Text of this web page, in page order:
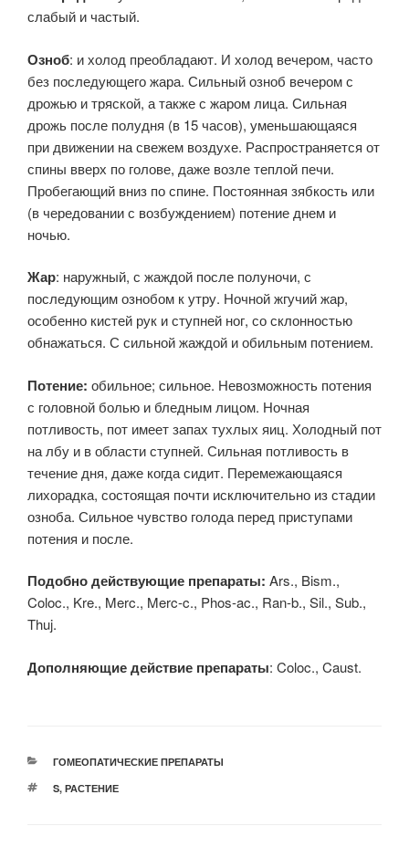
слабый и частый.
Озноб: и холод преобладают. И холод вечером, часто
без последующего жара. Сильный озноб вечером с
дрожью и тряской, а также с жаром лица. Сильная
дрожь после полудня (в 15 часов), уменьшающаяся
при движении на свежем воздухе. Распространяется от
спины вверх по голове, даже возле теплой печи.
Пробегающий вниз по спине. Постоянная зябкость или
(в чередовании с возбуждением) потение днем и
ночью.
Жар: наружный, с жаждой после полуночи, с
последующим ознобом к утру. Ночной жгучий жар,
особенно кистей рук и ступней ног, со склонностью
обнажаться. С сильной жаждой и обильным потением.
Потение: обильное; сильное. Невозможность потения
с головной болью и бледным лицом. Ночная
потливость, пот имеет запах тухлых яиц. Холодный пот
на лбу и в области ступней. Сильная потливость в
течение дня, даже когда сидит. Перемежающаяся
лихорадка, состоящая почти исключительно из стадии
озноба. Сильное чувство голода перед приступами
потения и после.
Подобно действующие препараты: Ars., Bism.,
Coloc., Kre., Merc., Merc-c., Phos-ac., Ran-b., Sil., Sub.,
Thuj.
Дополняющие действие препараты: Coloc., Caust.
РУБРИКИ
ГОМЕОПАТИЧЕСКИЕ ПРЕПАРАТЫ
МЕТКИ
S, РАСТЕНИЕ